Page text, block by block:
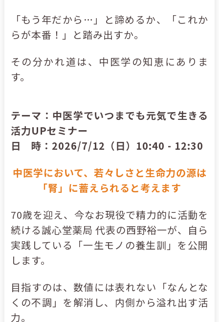
「もう年だから…」と諦めるか、「これか
らが本番！」と踏み出すか。
その分かれ道は、中医学の知恵にありま
す。
テーマ：中医学でいつまでも元気で生きる
活力UPセミナー
日 時：2026/7/12（日）10:40 - 12:30
中医学において、若々しさと生命力の源は
「腎」に蓄えられると考えます
70歳を迎え、今なお現役で精力的に活動を
続ける誠心堂薬局 代表の西野裕一が、自ら
実践している「一生モノの養生訓」を公開
します。
目指すのは、数値には表れない「なんとな
くの不調」を解消し、内側から溢れ出す活
力。